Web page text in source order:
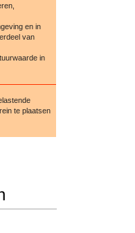
en in
van
in
te plaatsen